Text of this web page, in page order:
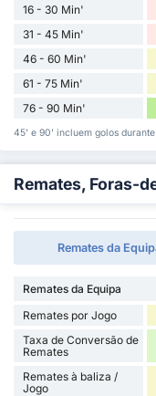
16 - 30 Min'
31 - 45 Min'
46 - 60 Min'
61 - 75 Min'
76 - 90 Min'
45' e 90' incluem golos
Remates, Foras-
Remates da
Remates da Equipa
Remates por Jogo
Taxa de Conversão de
Remates
Remates à baliza /
Jogo